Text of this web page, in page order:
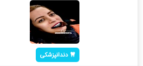
دندانپزشکی